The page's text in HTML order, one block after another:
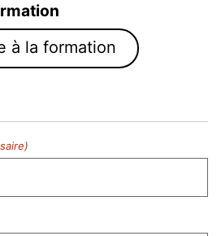
à la formation